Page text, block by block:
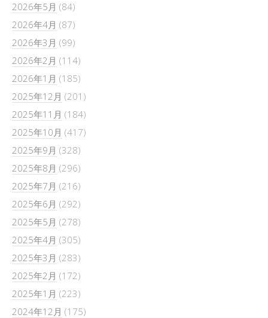
2026年5月 (84)
2026年4月 (87)
2026年3月 (99)
2026年2月 (114)
2026年1月 (185)
2025年12月 (201)
2025年11月 (184)
2025年10月 (417)
2025年9月 (328)
2025年8月 (296)
2025年7月 (216)
2025年6月 (292)
2025年5月 (278)
2025年4月 (305)
2025年3月 (283)
2025年2月 (172)
2025年1月 (223)
2024年12月 (175)